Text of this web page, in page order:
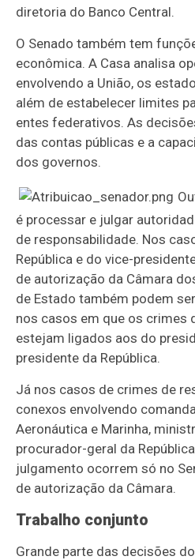
diretoria do Banco Central.
O Senado também tem
econômica. A Casa analisa
envolvendo a União, os
além de estabelecer limites
entes federativos. As
das contas públicas e a
dos governos.
é processar e julgar
de responsabilidade. Nos
República e do vice-
de autorização da Câmara
de Estado também podem
nos casos em que os crimes
estejam ligados aos do
presidente da República.
Já nos casos de crimes de
conexos envolvendo
Aeronáutica e Marinha,
procurador-geral da
julgamento ocorrem só no
de autorização da Câmara.
Trabalho conjunto
Grande parte das decisões